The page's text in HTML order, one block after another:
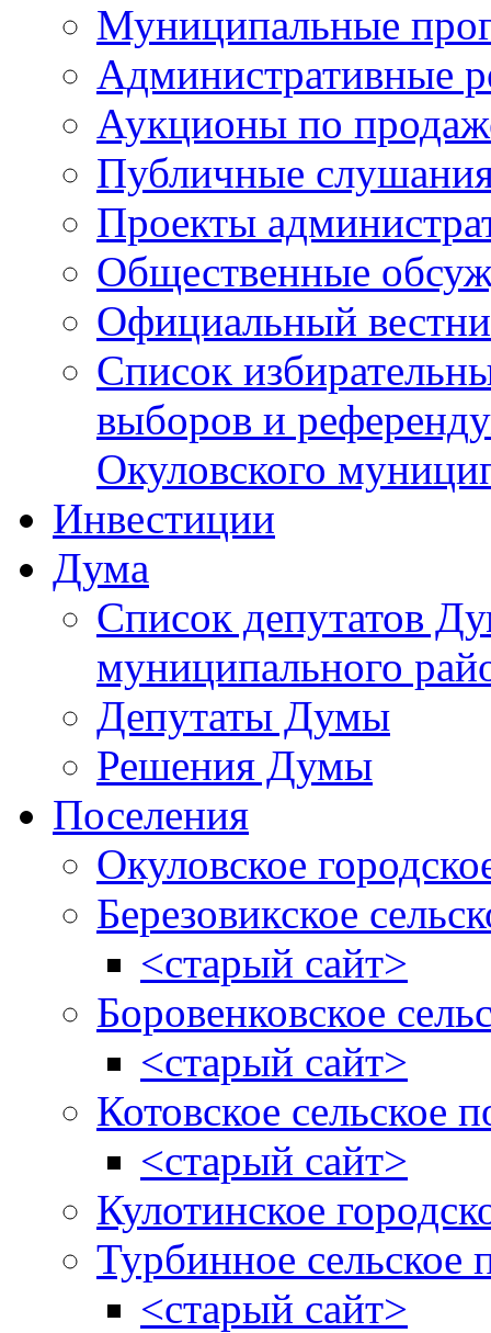
Муниципальные
Административные
Аукционы по
Публичные
Проекты
Общественные
Официальный
Список
выборов и
Окуловского
Инвестиции
Дума
Список депутатов
муниципального
Депутаты Думы
Решения Думы
Поселения
Окуловское
Березовикское
<старый сайт>
Боровенковское
<старый сайт>
Котовское сельское
<старый сайт>
Кулотинское
Турбинное сельское
<старый сайт>